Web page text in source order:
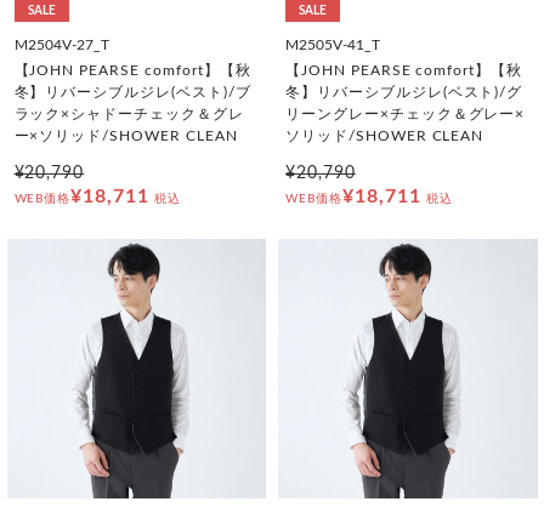
SALE
M2504V-27_T
【JOHN PEARSE comfort】【秋
冬】リバーシブルジレ(ベスト)/ブ
ラック×シャドーチェック＆グレ
ー×ソリッド/SHOWER CLEAN
¥20,790
WEB価格¥18,711 税込
SALE
M2505V-41_T
【JOHN PEARSE comfort】【秋
冬】リバーシブルジレ(ベスト)/グ
リーングレー×チェック＆グレー×
ソリッド/SHOWER CLEAN
¥20,790
WEB価格¥18,711 税込